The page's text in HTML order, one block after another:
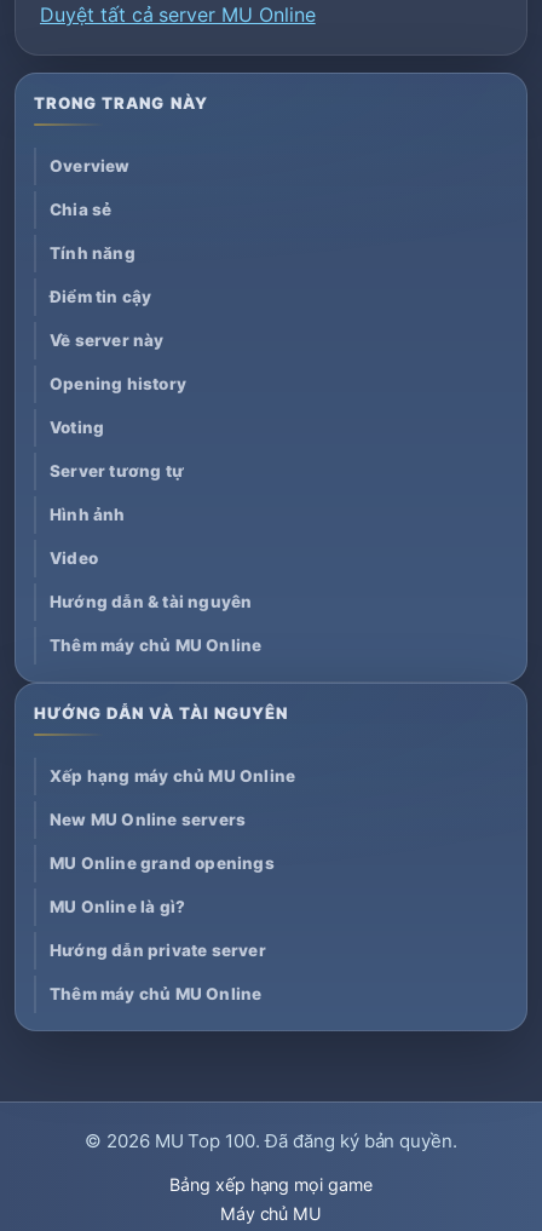
Duyệt tất cả server MU Online
TRONG TRANG NÀY
Overview
Chia sẻ
Tính năng
Điểm tin cậy
Về server này
Opening history
Voting
Server tương tự
Hình ảnh
Video
Hướng dẫn & tài nguyên
Thêm máy chủ MU Online
HƯỚNG DẪN VÀ TÀI NGUYÊN
Xếp hạng máy chủ MU Online
New MU Online servers
MU Online grand openings
MU Online là gì?
Hướng dẫn private server
Thêm máy chủ MU Online
© 2026 MU Top 100. Đã đăng ký bản quyền.
Bảng xếp hạng mọi game
Máy chủ MU